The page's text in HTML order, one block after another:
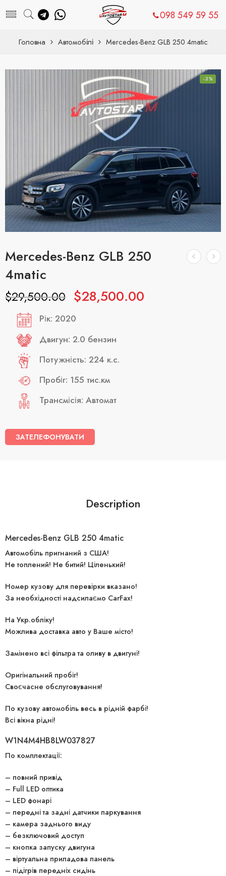
098 549 59 55
Головна Автомобілі Mercedes-Benz GLB 250 4matic
-3%
Mercedes-Benz GLB 250
4matic
$29,500.00 $28,500.00
Рік: 2020
Двигун: 2.0 бензин
Потужність: 224 к.с.
Пробіг: 155 тис.км
Трансмісія: Автомат
ЗАТЕЛЕФОНУВАТИ
Description
Mercedes-Benz GLB 250 4matic
Автомобіль пригнаний з США!
Не топлений! Не битий! Ціленький!
Номер кузову для перевірки вказано!
За необхідності надсилаємо CarFax!
На Укр.обліку!
Можлива доставка авто у Ваше місто!
Замінено всі фільтра та оливу в двигуні!
Оригінальний пробіг!
Своєчасне обслуговування!
По кузову автомобіль весь в рідній фарбі!
Всі вікна рідні!
W1N4M4HB8LW037827
По комплектації:
– повний привід
– Full LED оптика
– LED фонарі
– передні та задні датчики паркування
– камера заднього виду
– безключовий доступ
– кнопка запуску двигуна
– віртуальна приладова панель
– підігрів передніх сидінь